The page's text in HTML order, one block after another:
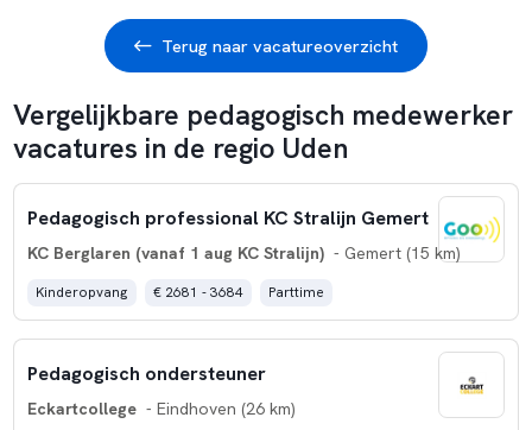
Terug naar vacatureoverzicht
Vergelijkbare pedagogisch medewerker
vacatures in de regio Uden
Pedagogisch professional KC Stralijn Gemert
KC Berglaren (vanaf 1 aug KC Stralijn) - Gemert (15 km)
Kinderopvang € 2681 - 3684 Parttime
Pedagogisch ondersteuner
Eckartcollege - Eindhoven (26 km)